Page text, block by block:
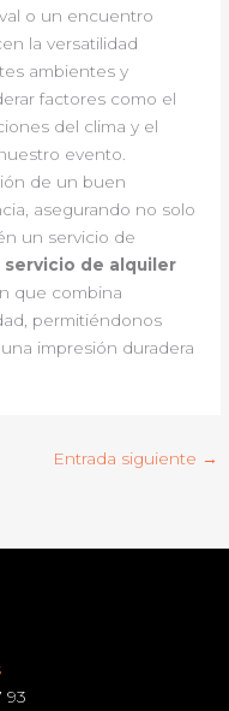
o un encuentro
la versatilidad
ambientes y
factores como el
del clima y el
evento.
de un buen
asegurando no solo
un servicio de
servicio de alquiler
que combina
permitiéndonos
impresión duradera
Entrada siguiente →
93